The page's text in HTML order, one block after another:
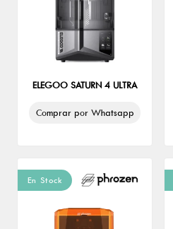
ELEGOO SATURN 4 ULTRA
Comprar por Whatsapp
En Stock